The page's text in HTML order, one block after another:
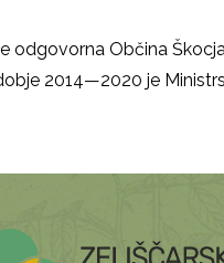
odgovorna Občina
2014—2020 je